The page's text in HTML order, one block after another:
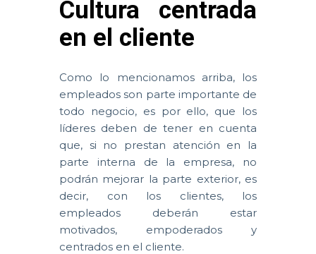
Cultura centrada
en el cliente
Como lo mencionamos arriba, los
empleados son parte importante de
todo negocio, es por ello, que los
líderes deben de tener en cuenta
que, si no prestan atención en la
parte interna de la empresa, no
podrán mejorar la parte exterior, es
decir, con los clientes, los
empleados deberán estar
motivados, empoderados y
centrados en el cliente.